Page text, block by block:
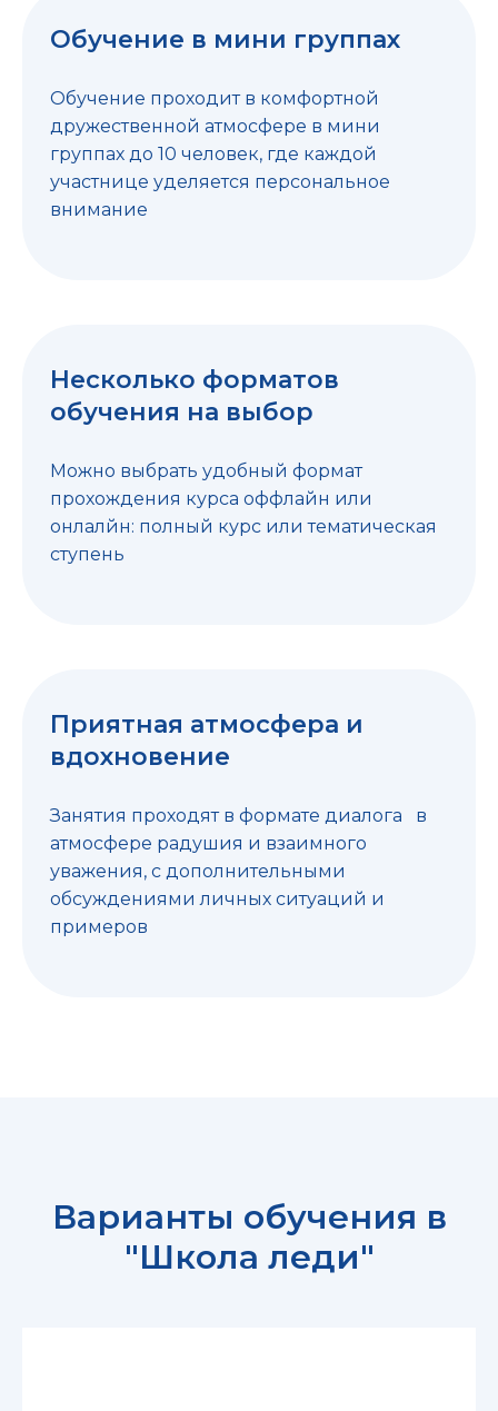
Обучение в мини группах
Обучение проходит в комфортной
дружественной атмосфере в мини
группах до 10 человек, где каждой
участнице уделяется персональное
внимание
Несколько форматов
обучения на выбор
Можно выбрать удобный формат
прохождения курса оффлайн или
онлалйн: полный курс или тематическая
ступень
Приятная атмосфера и
вдохновение
Занятия проходят в формате диалога в
атмосфере радушия и взаимного
уважения, с дополнительными
обсуждениями личных ситуаций и
примеров
Варианты обучения в
"Школа леди"